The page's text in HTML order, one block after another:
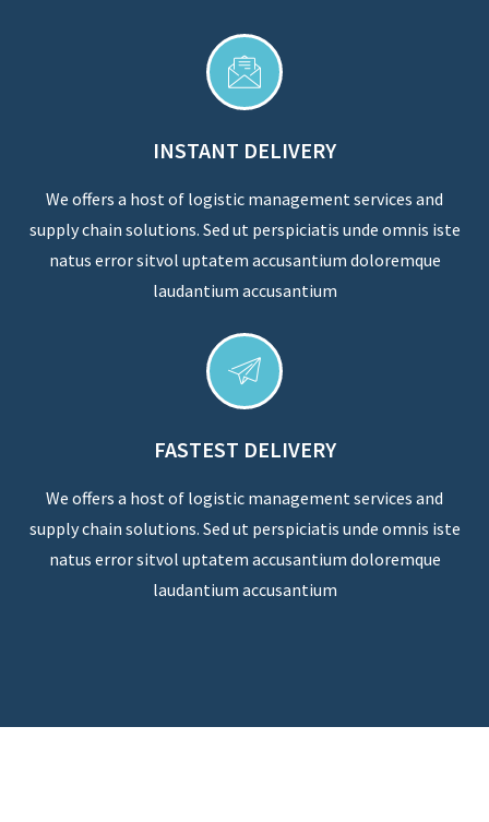
INSTANT DELIVERY
We offers a host of logistic management services and
supply chain solutions. Sed ut perspiciatis unde omnis iste
natus error sitvol uptatem accusantium doloremque
laudantium accusantium
FASTEST DELIVERY
We offers a host of logistic management services and
supply chain solutions. Sed ut perspiciatis unde omnis iste
natus error sitvol uptatem accusantium doloremque
laudantium accusantium